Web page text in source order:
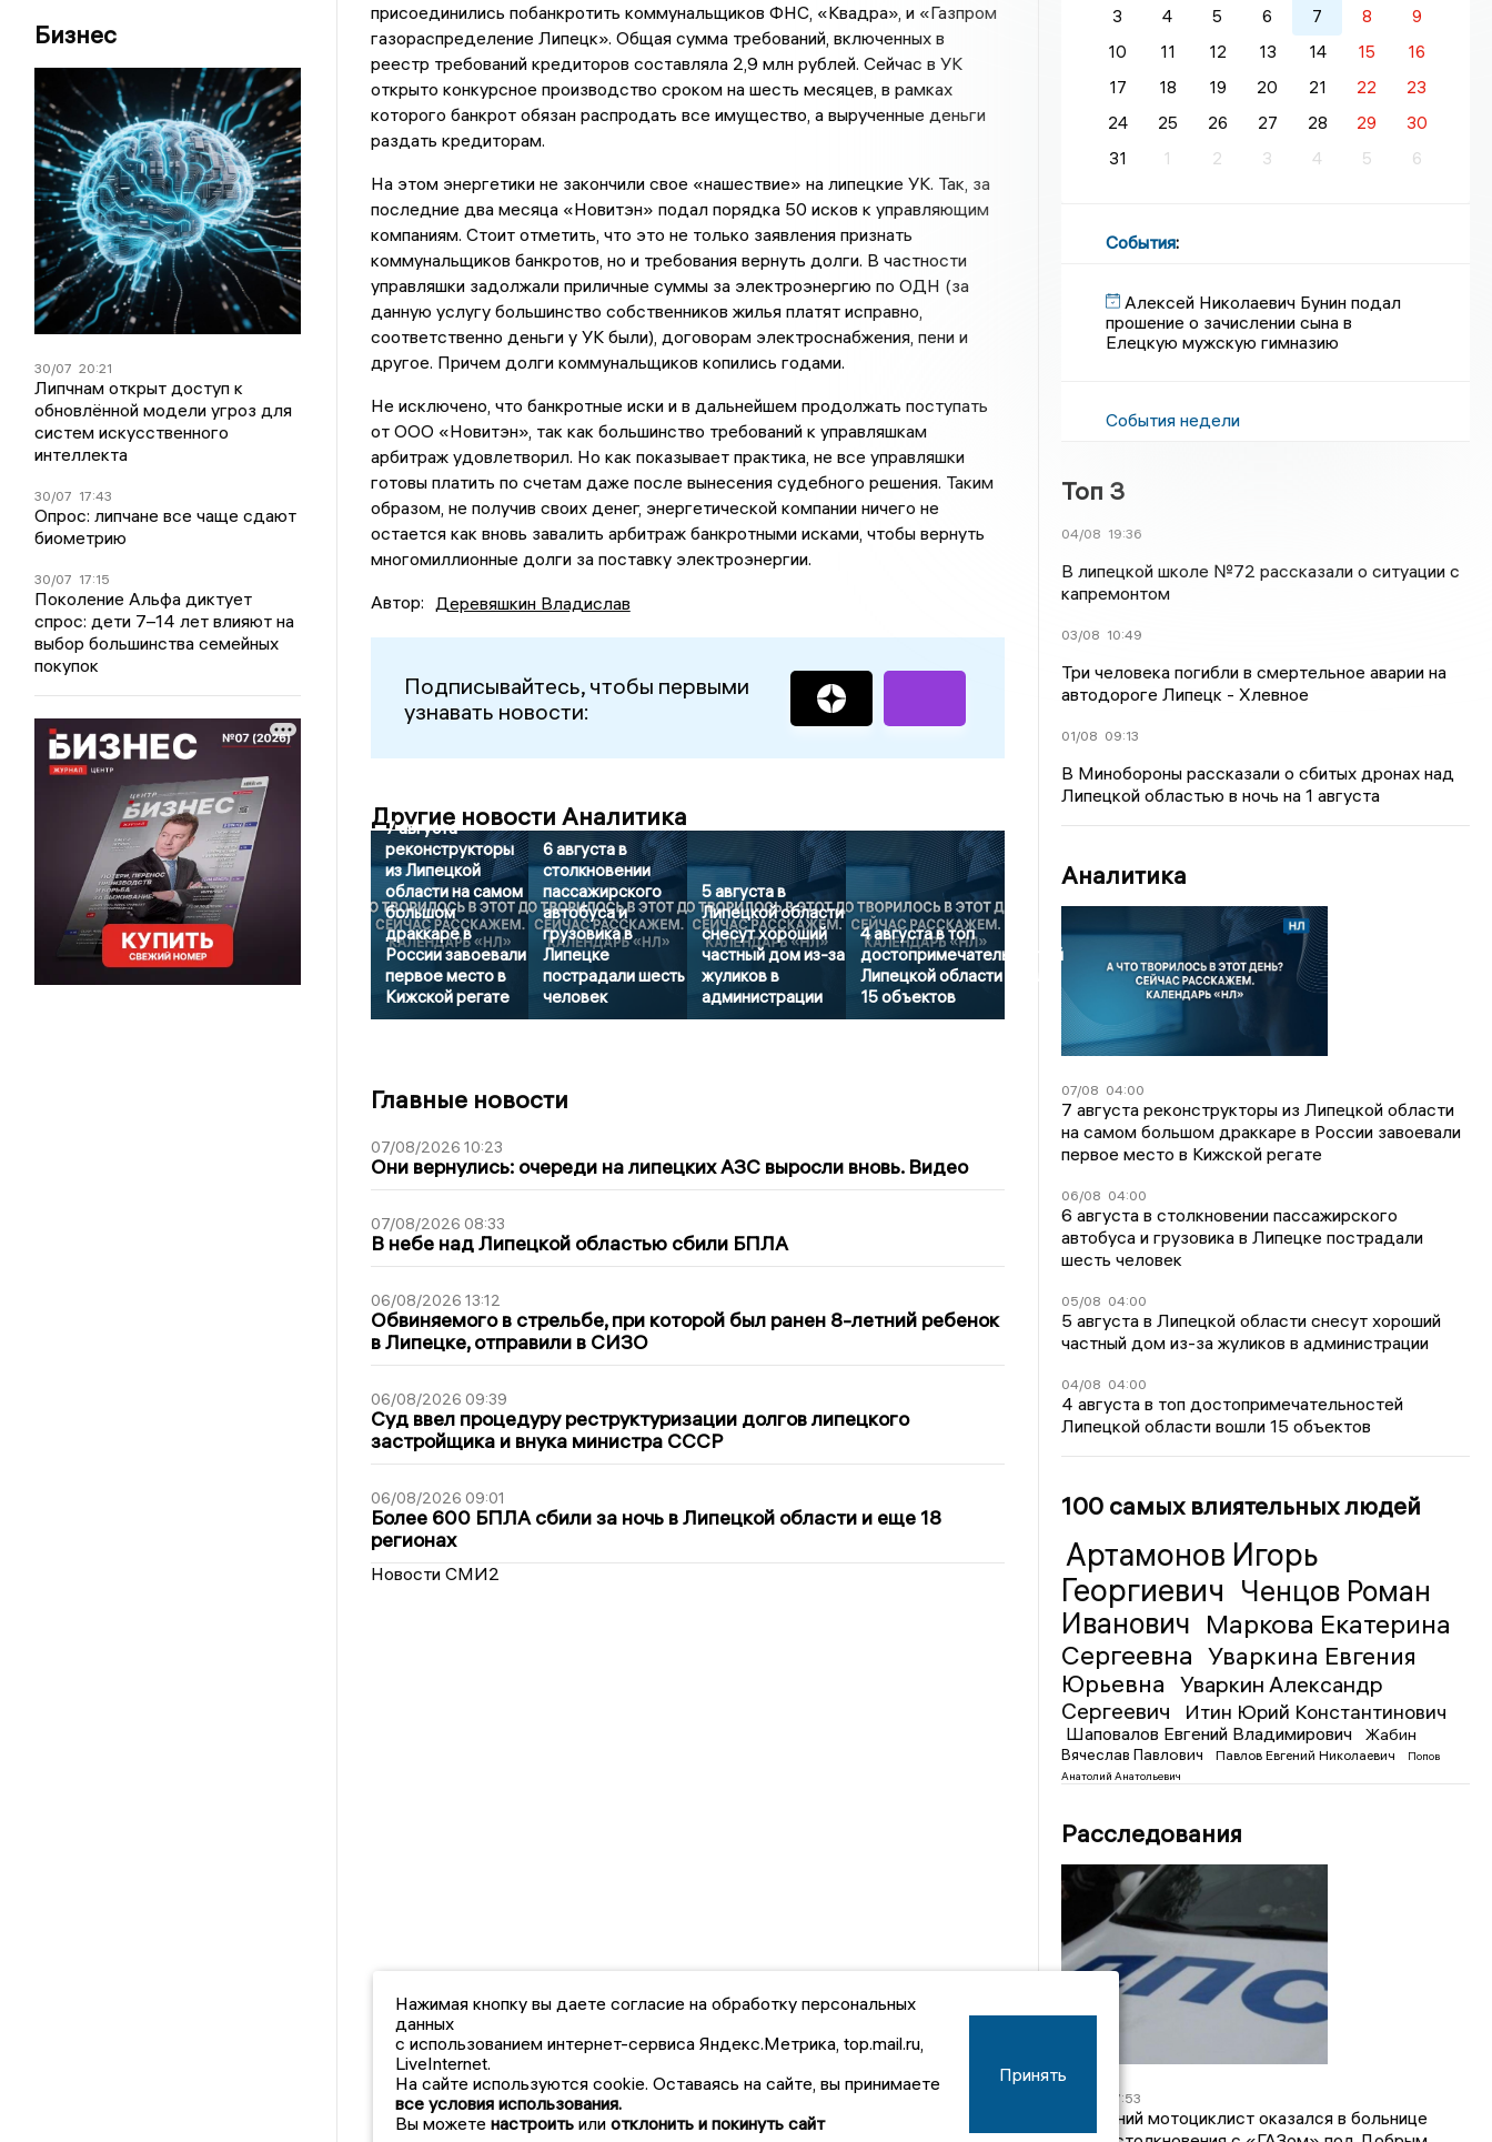
Бизнес
30/07 20:21
Липчнам открыт доступ к
обновлённой модели угроз для
систем искусственного
интеллекта
30/07 17:43
Опрос: липчане все чаще сдают
биометрию
30/07 17:15
Поколение Альфа диктует
спрос: дети 7–14 лет влияют на
выбор большинства семейных
покупок
присоединились побанкротить коммунальщиков ФНС, «Квадра», и «Газпром
газораспределение Липецк». Общая сумма требований, включенных в
реестр требований кредиторов составляла 2,9 млн рублей. Сейчас в УК
открыто конкурсное производство сроком на шесть месяцев, в рамках
которого банкрот обязан распродать все имущество, а вырученные деньги
раздать кредиторам.
На этом энергетики не закончили свое «нашествие» на липецкие УК. Так, за
последние два месяца «Новитэн» подал порядка 50 исков к управляющим
компаниям. Стоит отметить, что это не только заявления признать
коммунальщиков банкротов, но и требования вернуть долги. В частности
управляшки задолжали приличные суммы за электроэнергию по ОДН (за
данную услугу большинство собственников жилья платят исправно,
соответственно деньги у УК были), договорам электроснабжения, пени и
другое. Причем долги коммунальщиков копились годами.
Не исключено, что банкротные иски и в дальнейшем продолжать поступать
от ООО «Новитэн», так как большинство требований к управляшкам
арбитраж удовлетворил. Но как показывает практика, не все управляшки
готовы платить по счетам даже после вынесения судебного решения. Таким
образом, не получив своих денег, энергетической компании ничего не
остается как вновь завалить арбитраж банкротными исками, чтобы вернуть
многомиллионные долги за поставку электроэнергии.
Автор: Деревяшкин Владислав
Подписывайтесь, чтобы первыми
узнавать новости:
Другие новости Аналитика
7 августа
реконструкторы
из Липецкой
области на самом
большом
драккаре в
России завоевали
первое место в
Кижской регате
6 августа в
столкновении
пассажирского
автобуса и
грузовика в
Липецке
пострадали шесть
человек
5 августа в
Липецкой области
снесут хороший
частный дом из-за
жуликов в
администрации
4 августа в топ
достопримечательностей
Липецкой области вошли
15 объектов
Главные новости
07/08/2026 10:23
Они вернулись: очереди на липецких АЗС выросли вновь. Видео
07/08/2026 08:33
В небе над Липецкой областью сбили БПЛА
06/08/2026 13:12
Обвиняемого в стрельбе, при которой был ранен 8-летний ребенок
в Липецке, отправили в СИЗО
06/08/2026 09:39
Суд ввел процедуру реструктуризации долгов липецкого
застройщика и внука министра СССР
06/08/2026 09:01
Более 600 БПЛА сбили за ночь в Липецкой области и еще 18
регионах
Новости СМИ2
3
4 5 6 7 8
9
10
11 12 13 14 15
16
17
18 19 20 21 22
23
24
25 26 27 28 29
30
31
1 2 3 4 5 6
События:
Алексей Николаевич Бунин подал
прошение о зачислении сына в
Елецкую мужскую гимназию
События недели
Топ 3
04/08 19:36
В липецкой школе №72 рассказали о ситуации с
капремонтом
03/08 10:49
Три человека погибли в смертельное аварии на
автодороге Липецк - Хлевное
01/08 09:13
В Минобороны рассказали о сбитых дронах над
Липецкой областью в ночь на 1 августа
Аналитика
07/08 04:00
7 августа реконструкторы из Липецкой области
на самом большом драккаре в России завоевали
первое место в Кижской регате
06/08 04:00
6 августа в столкновении пассажирского
автобуса и грузовика в Липецке пострадали
шесть человек
05/08 04:00
5 августа в Липецкой области снесут хороший
частный дом из-за жуликов в администрации
04/08 04:00
4 августа в топ достопримечательностей
Липецкой области вошли 15 объектов
100 самых влиятельных людей
Артамонов Игорь
Георгиевич Ченцов Роман
Иванович Маркова Екатерина
Сергеевна Уваркина Евгения
Юрьевна
Уваркин Александр
Сергеевич
Итин Юрий Константинович
Шаповалов Евгений Владимирович
Жабин
Вячеслав Павлович
Павлов Евгений Николаевич
Попов
Анатолий Анатольевич
Расследования
17:53
16-летний мотоциклист оказался в больнице
Нажимая кнопку вы даете согласие на обработку персональных
данных
с использованием интернет-сервиса Яндекс.Метрика, top.mail.ru,
LiveInternet.
На сайте используются cookie. Оставаясь на сайте, вы принимаете
все условия использования.
Вы можете настроить или отклонить и покинуть сайт
Принять